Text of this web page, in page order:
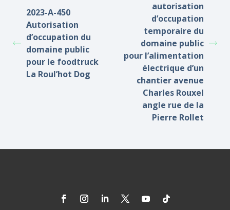
2023-A-450
Autorisation
d’occupation du
domaine public
pour le foodtruck
La Roul’hot Dog
autorisation
d’occupation
temporaire du
domaine public
pour l’alimentation
électrique d’un
chantier avenue
Charles Rouxel
angle rue de la
Pierre Rollet